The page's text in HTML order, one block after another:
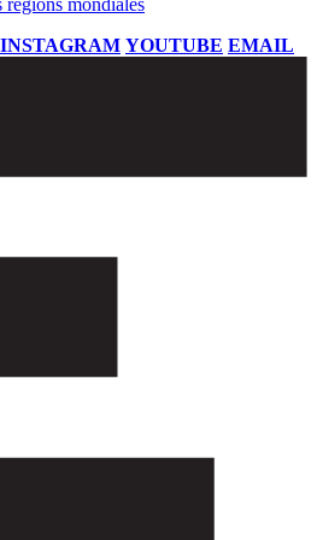
régions mondiales
INSTAGRAM YOUTUBE EMAIL